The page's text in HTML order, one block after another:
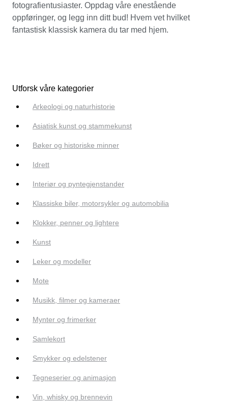
fotografientusiaster. Oppdag våre enestående
oppføringer, og legg inn ditt bud! Hvem vet hvilket
fantastisk klassisk kamera du tar med hjem.
Utforsk våre kategorier
Arkeologi og naturhistorie
Asiatisk kunst og stammekunst
Bøker og historiske minner
Idrett
Interiør og pyntegjenstander
Klassiske biler, motorsykler og automobilia
Klokker, penner og lightere
Kunst
Leker og modeller
Mote
Musikk, filmer og kameraer
Mynter og frimerker
Samlekort
Smykker og edelstener
Tegneserier og animasjon
Vin, whisky og brennevin